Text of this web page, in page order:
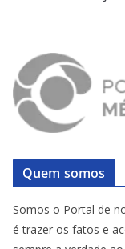
Quem somos
Somos o Portal de
é trazer os fatos e